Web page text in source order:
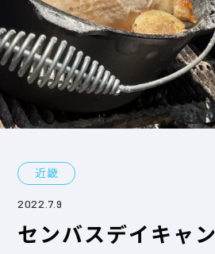
近畿
2022.7.9
センバスデイキャ